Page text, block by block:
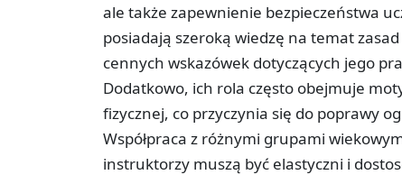
ale także zapewnienie bezpieczeństwa
posiadają szeroką wiedzę na temat
cennych wskazówek dotyczących jego
Dodatkowo, ich rola często obejmuje
fizycznej, co przyczynia się do poprawy
Współpraca z różnymi grupami
instruktorzy muszą być elastyczni i